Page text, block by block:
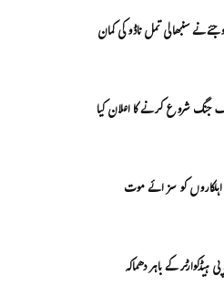
نے سنبھالی تمل ناڈو کی کمان
جنگ شروع کرنے کا اعلان کیا
کے باہر دھماکہ